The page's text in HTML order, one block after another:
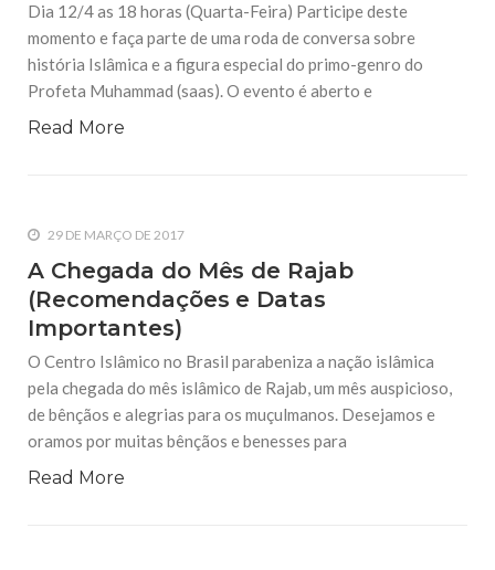
Dia 12/4 as 18 horas (Quarta-Feira) Participe deste
momento e faça parte de uma roda de conversa sobre
história Islâmica e a figura especial do primo-genro do
Profeta Muhammad (saas). O evento é aberto e
Read More
29 DE MARÇO DE 2017
A Chegada do Mês de Rajab
(Recomendações e Datas
Importantes)
O Centro Islâmico no Brasil parabeniza a nação islâmica
pela chegada do mês islâmico de Rajab, um mês auspicioso,
de bênçãos e alegrias para os muçulmanos. Desejamos e
oramos por muitas bênçãos e benesses para
Read More